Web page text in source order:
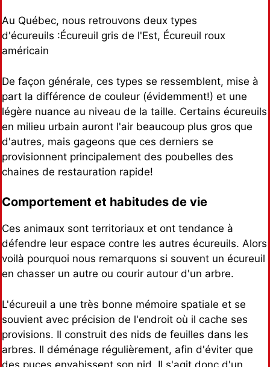
Au Québec, nous retrouvons deux types
d'écureuils :Écureuil gris de l'Est, Écureuil roux
américain
De façon générale, ces types se ressemblent, mise à
part la différence de couleur (évidemment!) et une
légère nuance au niveau de la taille. Certains écureuils
en milieu urbain auront l'air beaucoup plus gros que
d'autres, mais gageons que ces derniers se
provisionnent principalement des poubelles des
chaines de restauration rapide!
Comportement et habitudes de vie
Ces animaux sont territoriaux et ont tendance à
défendre leur espace contre les autres écureuils. Alors
voilà pourquoi nous remarquons si souvent un écureuil
en chasser un autre ou courir autour d'un arbre.
L'écureuil a une très bonne mémoire spatiale et se
souvient avec précision de l'endroit où il cache ses
provisions. Il construit des nids de feuilles dans les
arbres. Il déménage régulièrement, afin d'éviter que
des puces envahissent son nid. Il s'agit donc d'un